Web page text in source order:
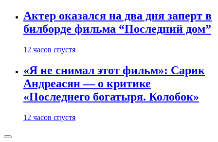
Актер оказался на два дня заперт в
билборде фильма “Последний дом”
12 часов спустя
«Я не снимал этот фильм»: Сарик
Андреасян — о критике
«Последнего богатыря. Колобок»
12 часов спустя